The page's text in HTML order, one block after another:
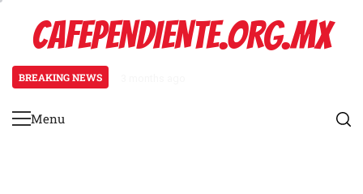
contentCAFEPENDIENTE.ORG.MX
BREAKING NEWS
Primary
Menu